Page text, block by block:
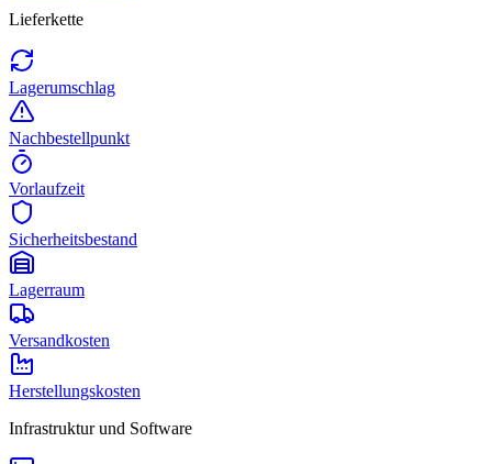
Lieferkette
Lagerumschlag
Nachbestellpunkt
Vorlaufzeit
Sicherheitsbestand
Lagerraum
Versandkosten
Herstellungskosten
Infrastruktur und Software